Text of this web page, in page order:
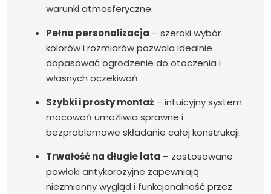
warunki atmosferyczne.
Pełna personalizacja – szeroki wybór
kolorów i rozmiarów pozwala idealnie
dopasować ogrodzenie do otoczenia i
własnych oczekiwań.
Szybki i prosty montaż – intuicyjny system
mocowań umożliwia sprawne i
bezproblemowe składanie całej konstrukcji.
Trwałość na długie lata – zastosowane
powłoki antykorozyjne zapewniają
niezmienny wygląd i funkcjonalność przez